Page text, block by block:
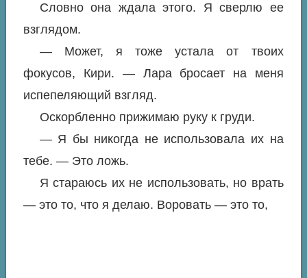
Словно она ждала этого. Я сверлю ее
взглядом.
— Может, я тоже устала от твоих
фокусов, Кири. — Лара бросает на меня
испепеляющий взгляд.
Оскорбленно прижимаю руку к груди.
— Я бы никогда не использовала их на
тебе. — Это ложь.
Я стараюсь их не использовать, но врать
— это то, что я делаю. Воровать — это то,